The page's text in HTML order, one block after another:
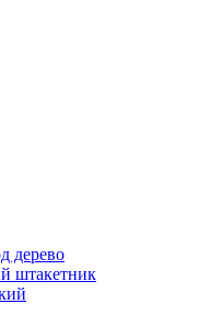
дерево
штакетник